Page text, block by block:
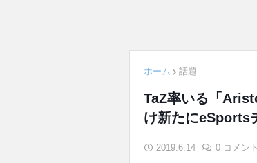
ホーム 話題
TaZ率いる「
け新たにeSports
2019.6.14 0 コメント